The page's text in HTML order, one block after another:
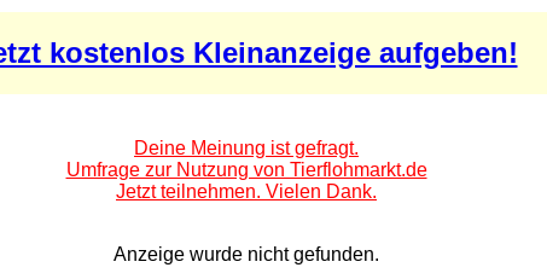
kostenlos Kleinanzeige aufgeben!
Deine Meinung ist gefragt.
Umfrage zur Nutzung von Tierflohmarkt.de
Jetzt teilnehmen. Vielen Dank.
Anzeige wurde nicht gefunden.